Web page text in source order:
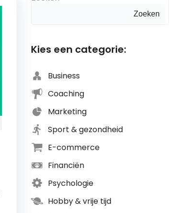
Zoeken
Kies een categorie:
Business
Coaching
Marketing
Sport & gezondheid
E-commerce
Financiën
Psychologie
Hobby & vrije tijd